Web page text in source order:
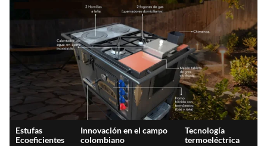
Estufas
Ecoeficientes
Innovación en el campo
colombiano
Tecnología
termoeléctrica